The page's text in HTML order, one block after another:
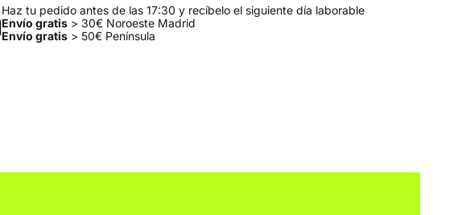
Haz tu pedido antes de las 17:30 y recíbelo el siguiente día laborable
Envío gratis> 30€ Noroeste Madrid
Envío gratis> 50€ Península